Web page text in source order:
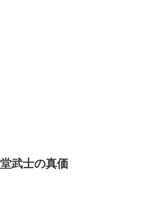
武士の真価